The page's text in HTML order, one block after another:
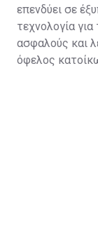
επενδύει σε
τεχνολογία
ασφαλούς και
όφελος